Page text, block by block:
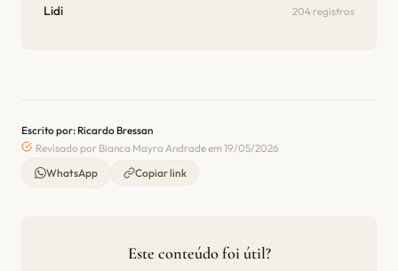
Lidi 204 registros
Escrito por: Ricardo Bressan
Revisado por Bianca Mayra Andrade em 19/05/2026
WhatsApp
Copiar link
Este conteúdo foi útil?